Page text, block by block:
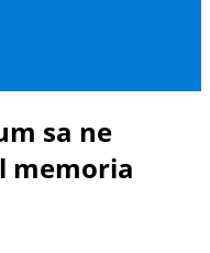
sa ne
memoria